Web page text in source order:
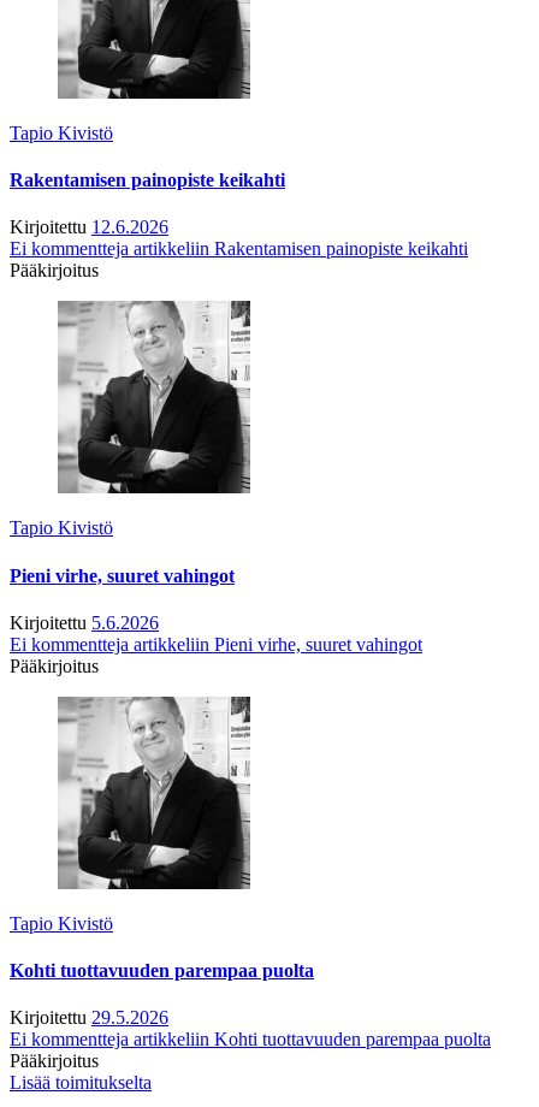
Tapio Kivistö
Rakentamisen painopiste keikahti
Kirjoitettu 12.6.2026
Ei kommentteja artikkeliin Rakentamisen painopiste keikahti
Pääkirjoitus
Tapio Kivistö
Pieni virhe, suuret vahingot
Kirjoitettu 5.6.2026
Ei kommentteja artikkeliin Pieni virhe, suuret vahingot
Pääkirjoitus
Tapio Kivistö
Kohti tuottavuuden parempaa puolta
Kirjoitettu 29.5.2026
Ei kommentteja artikkeliin Kohti tuottavuuden parempaa puolta
Pääkirjoitus
Lisää toimitukselta